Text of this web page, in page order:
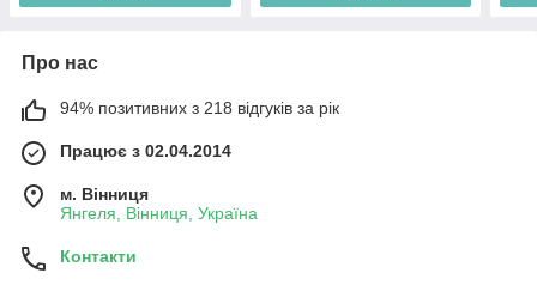
Про нас
94% позитивних з 218 відгуків за рік
Працює з 02.04.2014
м. Вінниця
Янгеля, Вінниця, Україна
Контакти